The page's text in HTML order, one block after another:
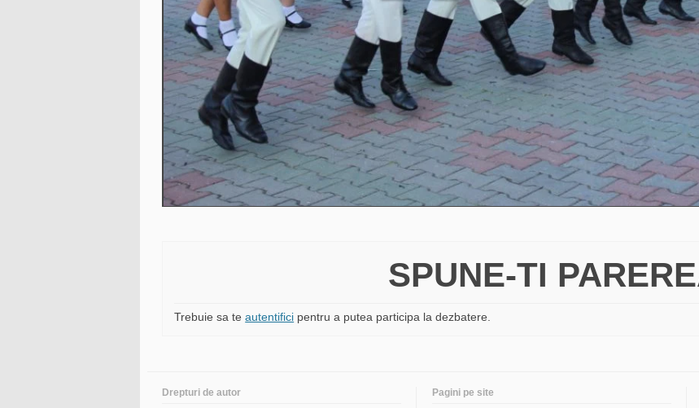
SPUNE-TI
Trebuie sa teautentifici pentru a putea participa la dezbatere.
Drepturi de autor Pagini pe site